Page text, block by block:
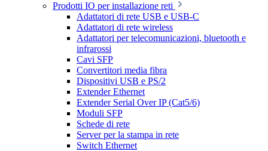
Prodotti IO per installazione reti
Adattatori di rete USB e USB-C
Adattatori di rete wireless
Adattatori per telecomunicazioni, bluetooth e
infrarossi
Cavi SFP
Convertitori media fibra
Dispositivi USB e PS/2
Extender Ethernet
Extender Serial Over IP (Cat5/6)
Moduli SFP
Schede di rete
Server per la stampa in rete
Switch Ethernet